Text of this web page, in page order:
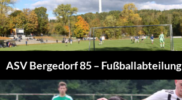
Zum
Inhalt
springen
ASV Bergedorf 85 – Fußballabteilung